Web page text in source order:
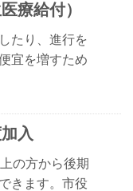
療給付）
たり、進行を
宜を増すため
入
の方から後期
きます。市役